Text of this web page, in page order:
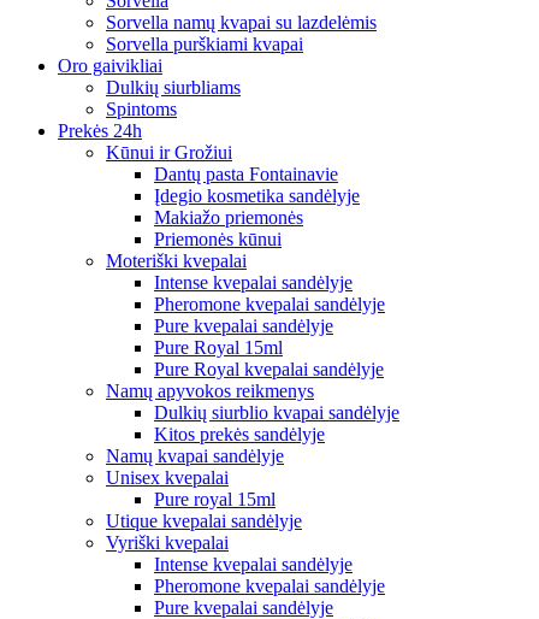
Sorvella namų kvapai su lazdelėmis
Sorvella purškiami kvapai
Oro gaivikliai
Dulkių siurbliams
Spintoms
Prekės 24h
Kūnui ir Grožiui
Dantų pasta Fontainavie
Įdegio kosmetika sandėlyje
Makiažo priemonės
Priemonės kūnui
Moteriški kvepalai
Intense kvepalai sandėlyje
Pheromone kvepalai sandėlyje
Pure kvepalai sandėlyje
Pure Royal 15ml
Pure Royal kvepalai sandėlyje
Namų apyvokos reikmenys
Dulkių siurblio kvapai sandėlyje
Kitos prekės sandėlyje
Namų kvapai sandėlyje
Unisex kvepalai
Pure royal 15ml
Utique kvepalai sandėlyje
Vyriški kvepalai
Intense kvepalai sandėlyje
Pheromone kvepalai sandėlyje
Pure kvepalai sandėlyje